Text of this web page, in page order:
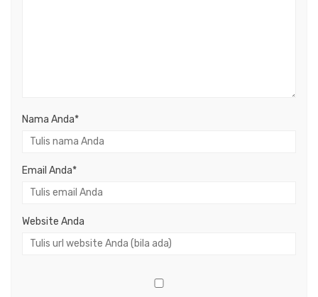
Nama Anda*
Email Anda*
Website Anda